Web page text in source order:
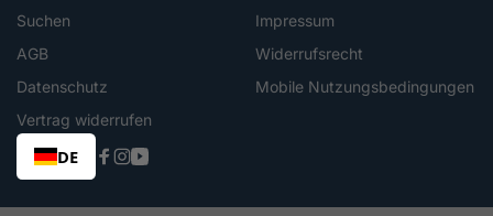
Suchen
Impressum
AGB
Widerrufsrecht
Datenschutz
Mobile Nutzungsbedingungen
Vertrag widerrufen
DE
Facebook
Instagram
YouTube